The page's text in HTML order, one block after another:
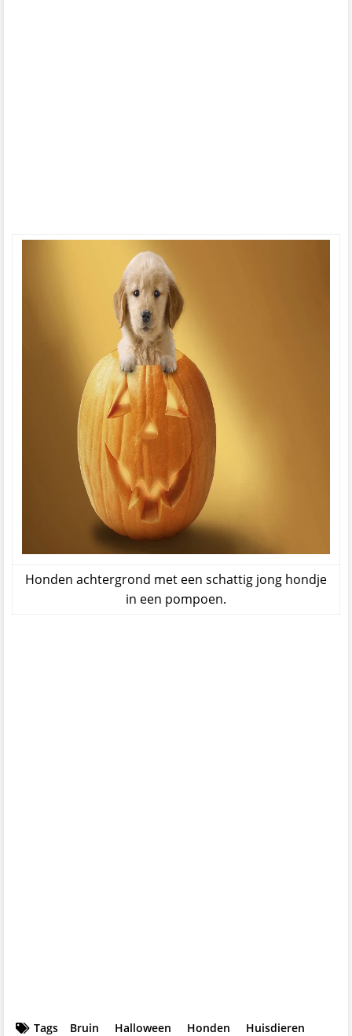
Honden achtergrond met een schattig jong hondje
in een pompoen.
Tags Bruin Halloween Honden Huisdieren